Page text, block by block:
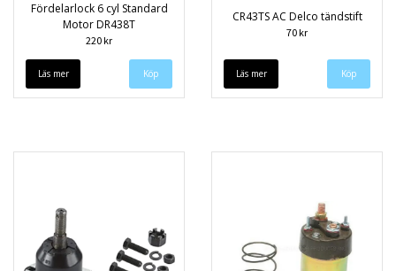
Fördelarlock 6 cyl Standard
Motor DR438T
220 kr
Läs mer
CR43TS AC Delco tändstift
70 kr
Läs mer